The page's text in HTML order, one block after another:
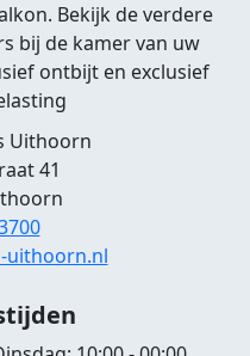
Bekijk de verdere
bij de kamer van uw
ontbijt en exclusief
Uithoorn
41
uithoorn.nl